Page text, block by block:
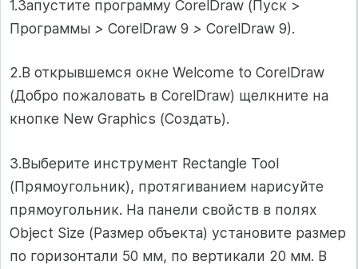
1.Запустите программу CorelDraw (Пуск >
Программы > CorelDraw 9 > CorelDraw 9).
2.В открывшемся окне Welcome to CorelDraw
(Добро пожаловать в CorelDraw) щелкните на
кнопке New Graphics (Создать).
3.Выберите инструмент Rectangle Tool
(Прямоугольник), протягиванием нарисуйте
прямоугольник. На панели свойств в полях
Object Size (Размер объекта) установите размер
по горизонтали 50 мм, по вертикали 20 мм. В